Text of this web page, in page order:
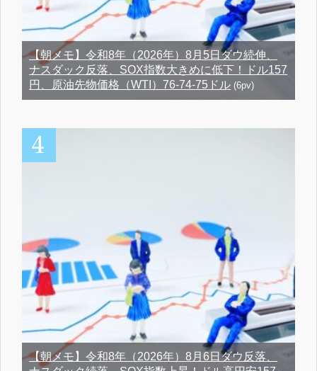
【朝メモ】令和8年（2026年）8月5日ダウ続伸、
ナスダック反落、SOX指数大きめに低下！ドル157
円、原油先物価格（WTI）76-74-75ドル (6pv)
【朝メモ】令和8年（2026年）8月6日ダウ反落、